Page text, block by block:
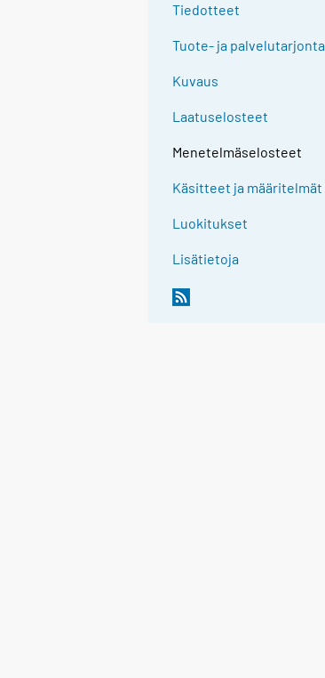
Tiedotteet
Tuote- ja palvelutarjonta
Kuvaus
Laatuselosteet
Menetelmäselosteet
Käsitteet ja määritelmät
Luokitukset
Lisätietoja